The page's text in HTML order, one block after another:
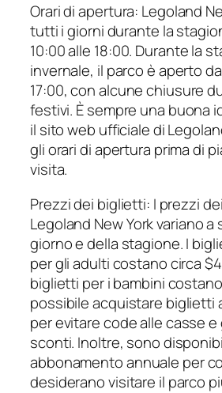
Orari di apertura: Legoland
tutti i giorni durante la
10:00 alle 18:00. Durante la
invernale, il parco è aperto
17:00, con alcune chiusure
festivi. È sempre una buona
il sito web ufficiale di
gli orari di apertura prima di
visita.
Prezzi dei biglietti: I prezzi
Legoland New York variano
giorno e della stagione. I
per gli adulti costano circa
biglietti per i bambini
possibile acquistare biglietti
per evitare code alle casse e
sconti. Inoltre, sono
abbonamento annuale per
desiderano visitare il parco